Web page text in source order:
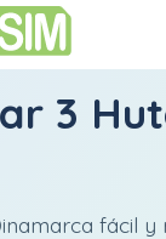
3
fácil y